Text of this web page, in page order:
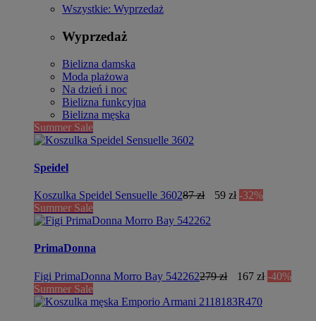
Wszystkie: Wyprzedaż
Wyprzedaż
Bielizna damska
Moda plażowa
Na dzień i noc
Bielizna funkcyjna
Bielizna męska
Summer Sale
Speidel
Koszulka Speidel Sensuelle 360287 zł 59 zł -32%
Summer Sale
PrimaDonna
Figi PrimaDonna Morro Bay 542262279 zł 167 zł -40%
Summer Sale